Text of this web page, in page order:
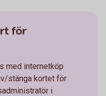
för
med internetköp
stänga kortet för
i